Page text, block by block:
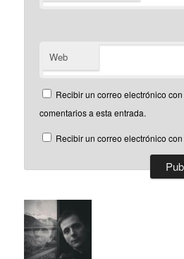
Web
Recibir un correo electrónico
comentarios a esta entrada.
Recibir un correo electrónico